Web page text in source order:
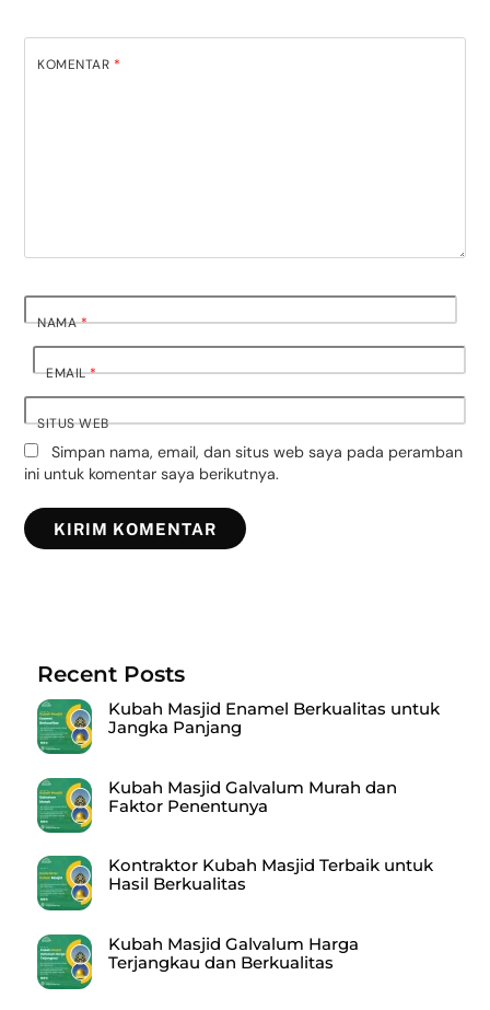
KOMENTAR *
NAMA*
EMAIL*
SITUS WEB
Simpan nama, email, dan situs web saya pada peramban
ini untuk komentar saya berikutnya.
Recent Posts
Kubah Masjid Enamel Berkualitas untuk
Jangka Panjang
Kubah Masjid Galvalum Murah dan
Faktor Penentunya
Kontraktor Kubah Masjid Terbaik untuk
Hasil Berkualitas
Kubah Masjid Galvalum Harga
Terjangkau dan Berkualitas